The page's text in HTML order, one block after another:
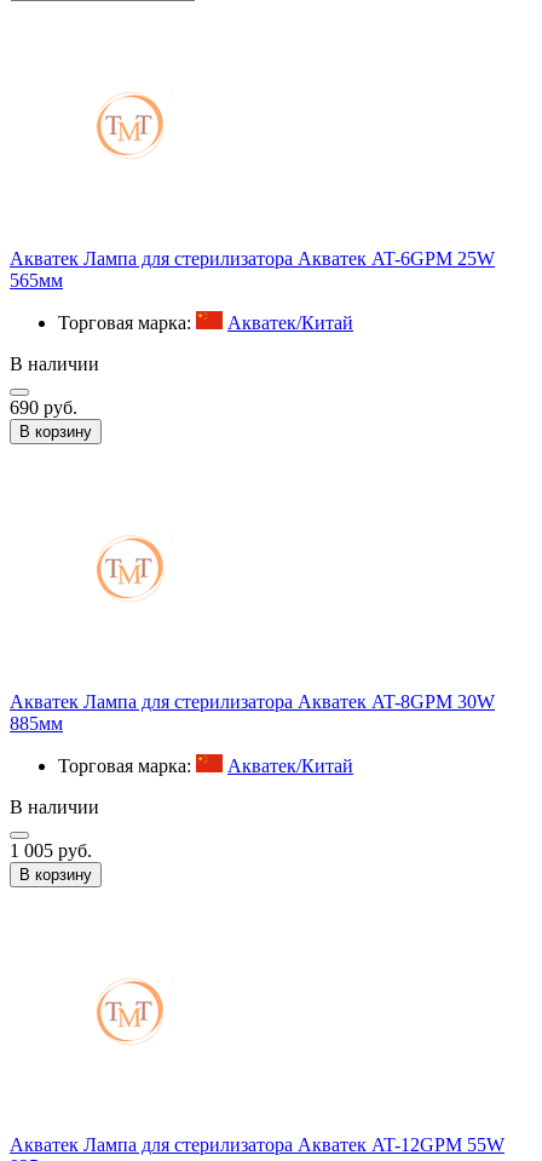
Акватек Лампа для стерилизатора Акватек AT-6GPM 25W
565мм
Торговая марка:
Акватек/Китай
В наличии
690 руб.
В корзину
Акватек Лампа для стерилизатора Акватек AT-8GPM 30W
885мм
Торговая марка:
Акватек/Китай
В наличии
1 005 руб.
В корзину
Акватек Лампа для стерилизатора Акватек AT-12GPM 55W